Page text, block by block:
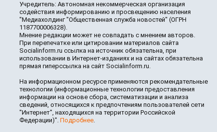
Учредитель: Автономная некоммерческая организация
содействия информированию и просвещению населения
"Медиахолдинг "Общественная служба новостей" (ОГРН
1187700006328).
Мнение редакции может не совпадать с мнением авторов.
При перепечатке или цитировании материалов сайта
Socialinform.ru ссылка на источник обязательна, при
использовании в Интернет-изданиях и на сайтах обязательна
прямая гиперссылка на сайт Socialinform.ru.
На информационном ресурсе применяются рекомендательные
технологии (информационные технологии предоставления
информации на основе сбора, систематизации и анализа
сведений, относящихся к предпочтениям пользователей сети
"Интернет", находящихся на территории Российской
Федерации)". Подробнее.